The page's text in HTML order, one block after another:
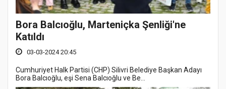
Bora Balcıoğlu, Marteniçka Şenliği'ne
Katıldı
03-03-2024 20:45
Cumhuriyet Halk Partisi (CHP) Silivri Belediye Başkan Adayı
Bora Balcıoğlu, eşi Sena Balcıoğlu ve Be...